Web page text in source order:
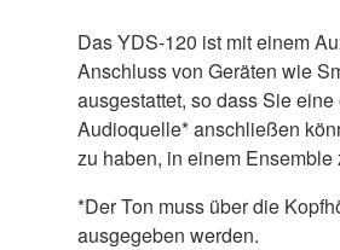
Das YDS-120 ist mit einem
Anschluss von Geräten wie
ausgestattet, so dass Sie eine
Audioquelle* anschließen
zu haben, in einem Ensemble
*Der Ton muss über die
ausgegeben werden.